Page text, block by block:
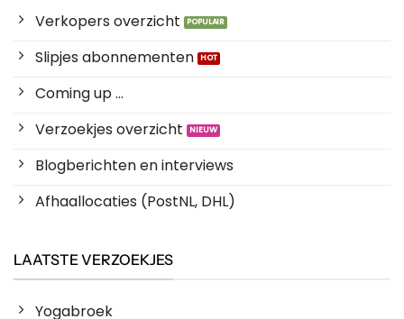
Verkopers overzicht
Slipjes abonnementen
Coming up ...
Verzoekjes overzicht
Blogberichten en interviews
Afhaallocaties (PostNL, DHL)
LAATSTE VERZOEKJES
Yogabroek